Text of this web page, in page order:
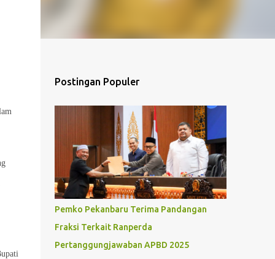
Postingan Populer
Pemko Pekanbaru Terima Pandangan
Fraksi Terkait Ranperda
Pertanggungjawaban APBD 2025